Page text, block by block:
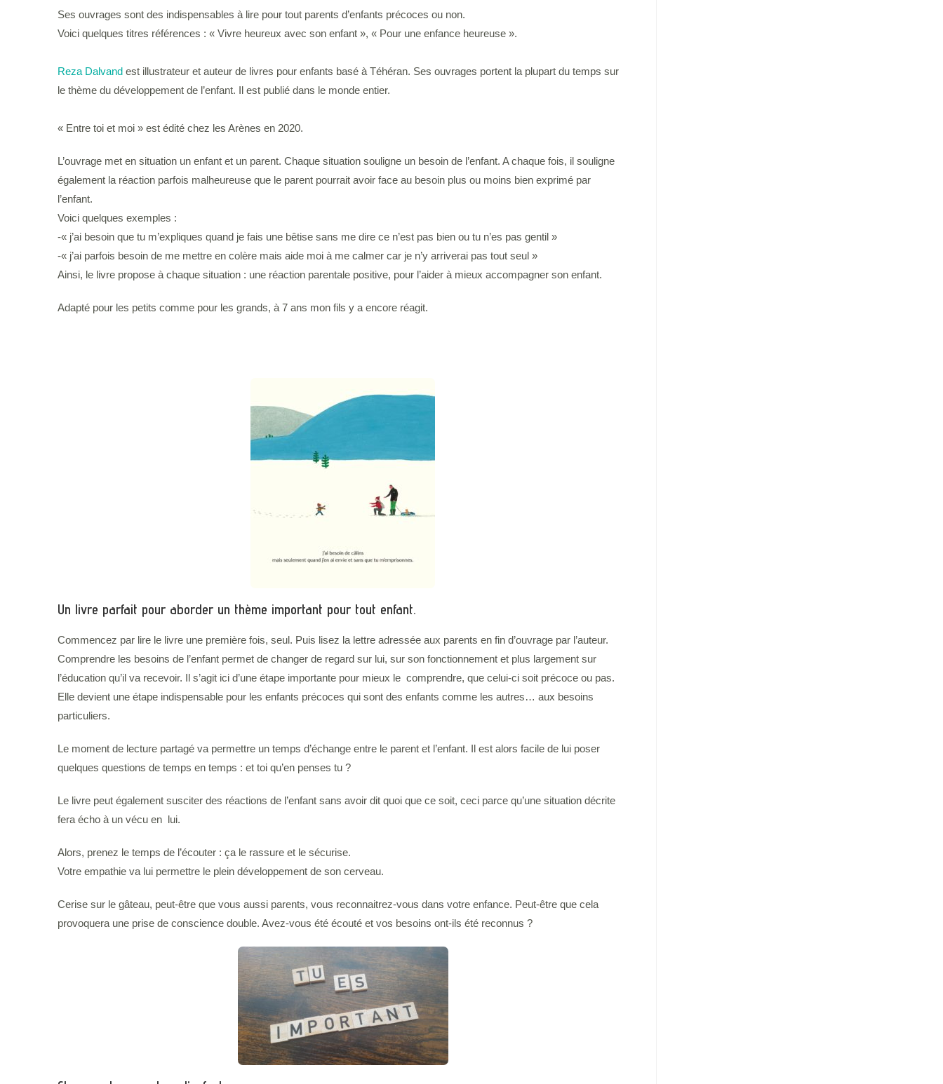
Ses ouvrages sont des indispensables à lire pour tout parents d’enfants précoces ou non.
Voici quelques titres références : « Vivre heureux avec son enfant », « Pour une enfance heureuse ».
Reza Dalvand est illustrateur et auteur de livres pour enfants basé à Téhéran. Ses ouvrages portent la plupart du temps sur
le thème du développement de l’enfant. Il est publié dans le monde entier.
« Entre toi et moi » est édité chez les Arènes en 2020.
L’ouvrage met en situation un enfant et un parent. Chaque situation souligne un besoin de l’enfant. A chaque fois, il souligne
également la réaction parfois malheureuse que le parent pourrait avoir face au besoin plus ou moins bien exprimé par
l’enfant.
Voici quelques exemples :
-« j’ai besoin que tu m’expliques quand je fais une bêtise sans me dire ce n’est pas bien ou tu n’es pas gentil »
-« j’ai parfois besoin de me mettre en colère mais aide moi à me calmer car je n’y arriverai pas tout seul »
Ainsi, le livre propose à chaque situation : une réaction parentale positive, pour l’aider à mieux accompagner son enfant.
Adapté pour les petits comme pour les grands, à 7 ans mon fils y a encore réagit.
Un livre parfait pour aborder un thème important pour tout enfant.
Commencez par lire le livre une première fois, seul. Puis lisez la lettre adressée aux parents en fin d’ouvrage par l’auteur.
Comprendre les besoins de l’enfant permet de changer de regard sur lui, sur son fonctionnement et plus largement sur
l’éducation qu’il va recevoir. Il s’agit ici d’une étape importante pour mieux le comprendre, que celui-ci soit précoce ou pas.
Elle devient une étape indispensable pour les enfants précoces qui sont des enfants comme les autres… aux besoins
particuliers.
Le moment de lecture partagé va permettre un temps d’échange entre le parent et l’enfant. Il est alors facile de lui poser
quelques questions de temps en temps : et toi qu’en penses tu ?
Le livre peut également susciter des réactions de l’enfant sans avoir dit quoi que ce soit, ceci parce qu’une situation décrite
fera écho à un vécu en lui.
Alors, prenez le temps de l’écouter : ça le rassure et le sécurise.
Votre empathie va lui permettre le plein développement de son cerveau.
Cerise sur le gâteau, peut-être que vous aussi parents, vous reconnaitrez-vous dans votre enfance. Peut-être que cela
provoquera une prise de conscience double. Avez-vous été écouté et vos besoins ont-ils été reconnus ?